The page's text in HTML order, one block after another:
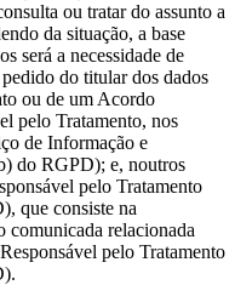
ou tratar do assunto a
da situação, a base
será a necessidade de
do titular dos dados
ou de um Acordo
pelo Tratamento, nos
de Informação e
do RGPD); e, noutros
pelo Tratamento
que consiste na
comunicada relacionada
pelo Tratamento